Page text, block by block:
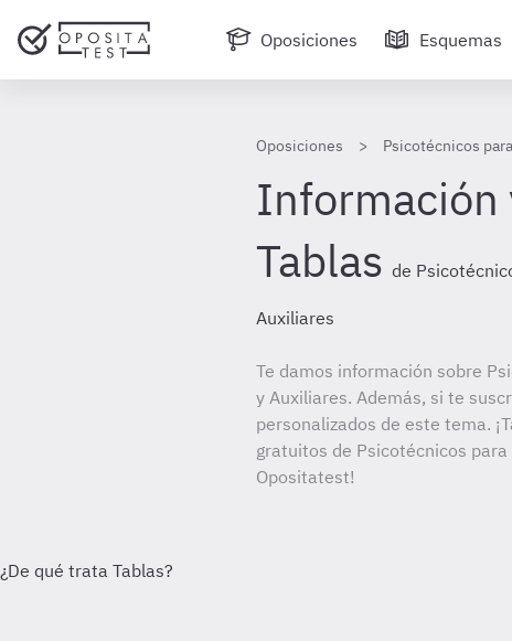
Oposiciones Esquemas
Oposiciones Psicotécnicos
Información
Tablas de
Auxiliares
Te damos información sobre
y Auxiliares. Además, si te
personalizados de este tema.
gratuitos de Psicotécnicos
Opositatest!